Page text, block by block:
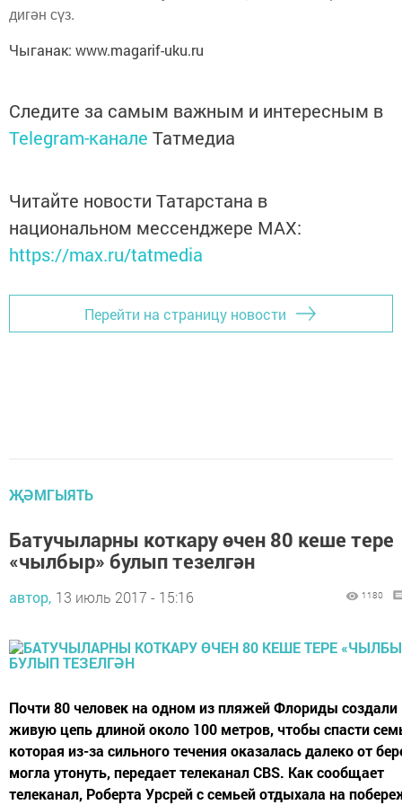
дигән сүз.
Чыганак: www.magarif-uku.ru
Следите за самым важным и интересным в
Telegram-канале Татмедиа
Читайте новости Татарстана в
национальном мессенджере MАХ:
https://max.ru/tatmedia
Перейти на страницу новости
ҖӘМГЫЯТЬ
Батучыларны коткару өчен 80 кеше тере
«чылбыр» булып тезелгән
автор, 13 июль 2017 - 15:16 1180
Почти 80 человек на одном из пляжей Флориды создали
живую цепь длиной около 100 метров, чтобы спасти
которая из-за сильного течения оказалась далеко от
могла утонуть, передает телеканал CBS. Как сообщает
телеканал, Роберта Урсрей с семьей отдыхала на